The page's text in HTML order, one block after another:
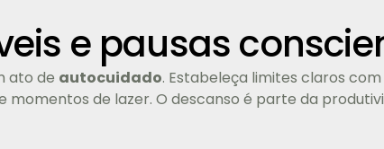
e pausas
ato de autocuidado. Estabeleça limites claros
de lazer. O descanso é parte da